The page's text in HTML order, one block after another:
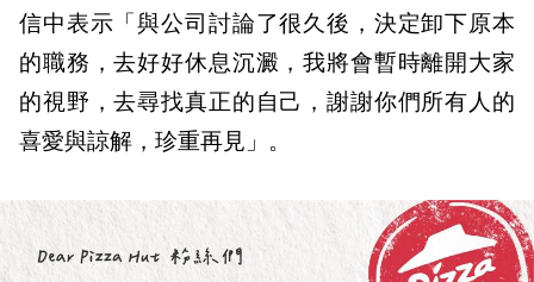
信中表示「與公司討論了很久後，決定卸下原本
的職務，去好好休息沉澱，我將會暫時離開大家
的視野，去尋找真正的自己，謝謝你們所有人的
喜愛與諒解，珍重再見」。